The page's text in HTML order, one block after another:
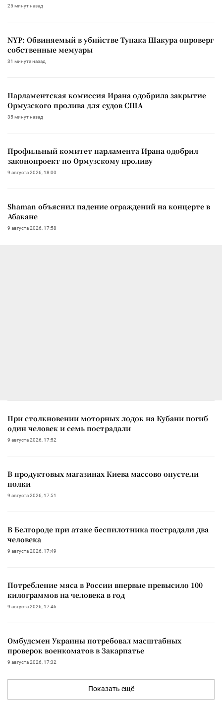
25 минут назад
NYP: Обвиняемый в убийстве Тупака Шакура опроверг
собственные мемуары
31 минута назад
Парламентская комиссия Ирана одобрила закрытие
Ормузского пролива для судов США
35 минут назад
Профильный комитет парламента Ирана одобрил
законопроект по Ормузскому проливу
9 августа 2026, 18:00
Shaman объяснил падение ограждений на концерте в
Абакане
9 августа 2026, 17:58
При столкновении моторных лодок на Кубани погиб
один человек и семь пострадали
9 августа 2026, 17:52
В продуктовых магазинах Киева массово опустели
полки
9 августа 2026, 17:51
В Белгороде при атаке беспилотника пострадали два
человека
9 августа 2026, 17:49
Потребление мяса в России впервые превысило 100
килограммов на человека в год
9 августа 2026, 17:46
Омбудсмен Украины потребовал масштабных
проверок военкоматов в Закарпатье
9 августа 2026, 17:32
Показать ещё